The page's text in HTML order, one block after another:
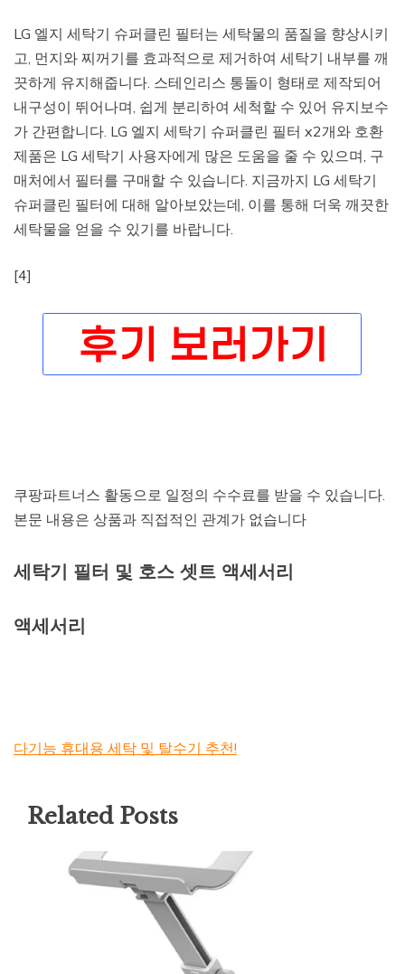
LG 엘지 세탁기 슈퍼클린 필터는 세탁물의 품질을 향상시키
고, 먼지와 찌꺼기를 효과적으로 제거하여 세탁기 내부를 깨
끗하게 유지해줍니다. 스테인리스 통돌이 형태로 제작되어
내구성이 뛰어나며, 쉽게 분리하여 세척할 수 있어 유지보수
가 간편합니다. LG 엘지 세탁기 슈퍼클린 필터 x2개와 호환
제품은 LG 세탁기 사용자에게 많은 도움을 줄 수 있으며, 구
매처에서 필터를 구매할 수 있습니다. 지금까지 LG 세탁기
슈퍼클린 필터에 대해 알아보았는데, 이를 통해 더욱 깨끗한
세탁물을 얻을 수 있기를 바랍니다.
[4]
쿠팡파트너스 활동으로 일정의 수수료를 받을 수 있습니다.
본문 내용은 상품과 직접적인 관계가 없습니다
세탁기 필터 및 호스 셋트 액세서리
액세서리
다기능 휴대용 세탁 및 탈수기 추천!
Related Posts